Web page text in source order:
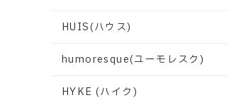
HUIS(ハウス)
humoresque(ユーモレスク)
HYKE (ハイク)